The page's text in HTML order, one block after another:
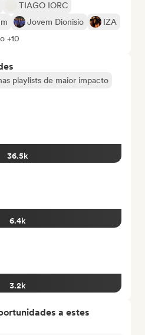
TIAGO IORC
Jovem Dionisio
IZA
+10
playlists de maior impacto
36.5k
6.4k
3.2k
a estes